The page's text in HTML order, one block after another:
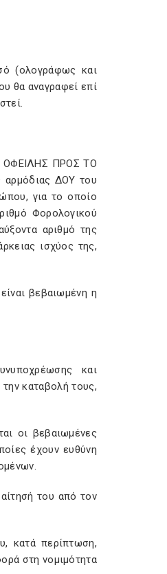
(ολογράφως και
θα αναγραφεί επί
ΟΦΕΙΛΗΣ ΠΡΟΣ ΤΟ
αρμόδιας ΔΟΥ του
για το οποίο
Φορολογικού
αριθμό της
ισχύος της,
βεβαιωμένη η
και
καταβολή τους,
οι βεβαιωμένες
έχουν ευθύνη
του από τον
κατά περίπτωση,
στη νομιμότητα